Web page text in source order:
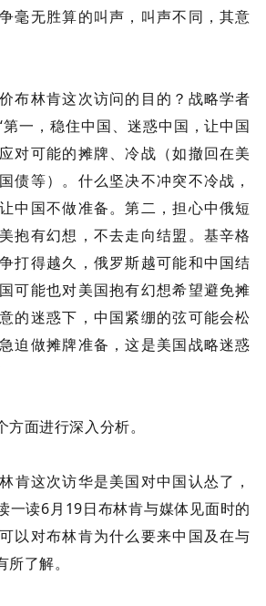
毫无胜算的叫声，叫声不同，其意
布林肯这次访问的目的？战略学者
一，稳住中国、迷惑中国，让中国
对可能的摊牌、冷战（如撤回在美
债等）。什么坚决不冲突不冷战，
中国不做准备。第二，担心中俄短
抱有幻想，不去走向结盟。基辛格
打得越久，俄罗斯越可能和中国结
可能也对美国抱有幻想希望避免摊
的迷惑下，中国紧绷的弦可能会松
迫做摊牌准备，这是美国战略迷惑
面进行深入分析。
肯这次访华是美国对中国认怂了，
一读6月19日布林肯与媒体见面时的
以对布林肯为什么要来中国及在与
了解。